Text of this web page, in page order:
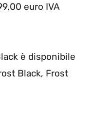
euro IVA
è disponibile
Black, Frost